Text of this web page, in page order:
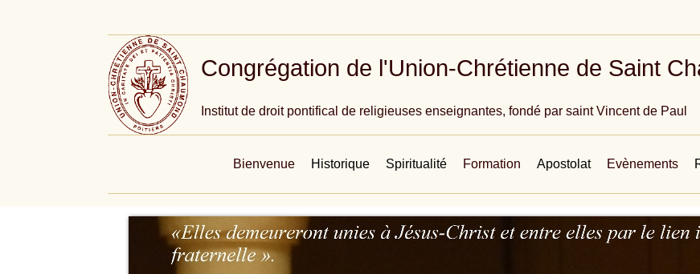
Congrégation de l'Union-Chrétienne de Saint
Institut de droit pontifical de religieuses enseignantes, fondé par saint Vincent de Paul
Bienvenue Historique Spiritualité Formation Apostolat Evènements